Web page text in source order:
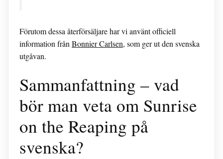
Förutom dessa återförsäljare har vi använt officiell
information från Bonnier Carlsen, som ger ut den svenska
utgåvan.
Sammanfattning – vad
bör man veta om Sunrise
on the Reaping på
svenska?